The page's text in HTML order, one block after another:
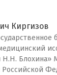
Киргизов
Блохина»
Российской